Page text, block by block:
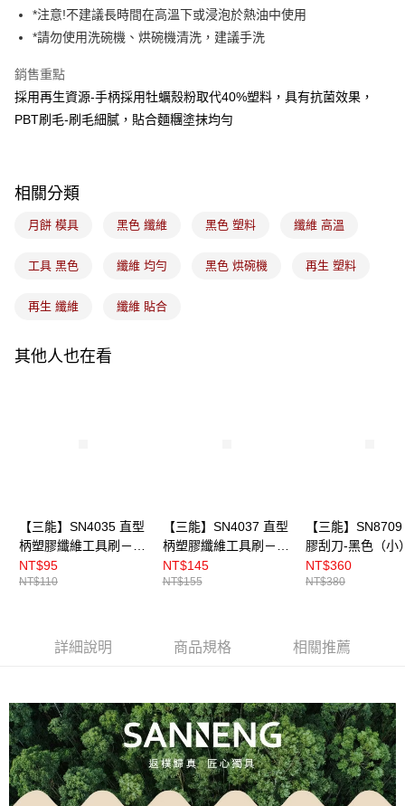
運送方式
常溫宅配-(限重20kg以下)
免運費
*注意!不建議長時間在高溫下或浸泡於熱油中使用
*請勿使用洗碗機、烘碗機清洗，建議手洗
銷售重點
採用再生資源-手柄採用牡蠣殼粉取代40%塑料，具有抗菌效果，
PBT刷毛-刷毛細膩，貼合麵糰塗抹均勻
相關分類
月餅 模具 黑色 纖維 黑色 塑料 纖維 高溫
工具 黑色 纖維 均勻 黑色 烘碗機 再生 塑料
再生 纖維 纖維 貼合
其他人也在看
【三能】SN4035 直型
柄塑膠纖維工具刷－黑
色（小）
NT$95
NT$110
【三能】SN4037 直型
柄塑膠纖維工具刷－黑
色（大）
NT$145
NT$155
【三能】
膠刮刀-黑色（小
NT$360
NT$380
詳細說明 商品規格 相關推薦